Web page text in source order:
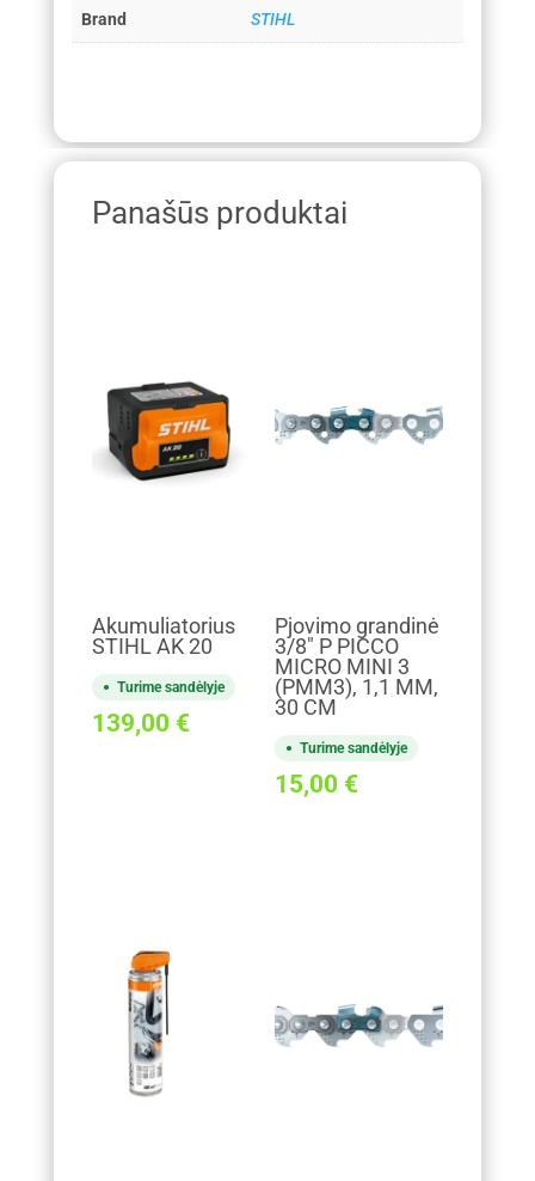
Brand STIHL
Panašūs produktai
Akumuliatorius
STIHL AK 20
Turime sandėlyje
139,00 €
Pjovimo grandinė
3/8" P PICCO
MICRO MINI 3
(PMM3), 1,1 MM,
30 CM
Turime sandėlyje
15,00 €